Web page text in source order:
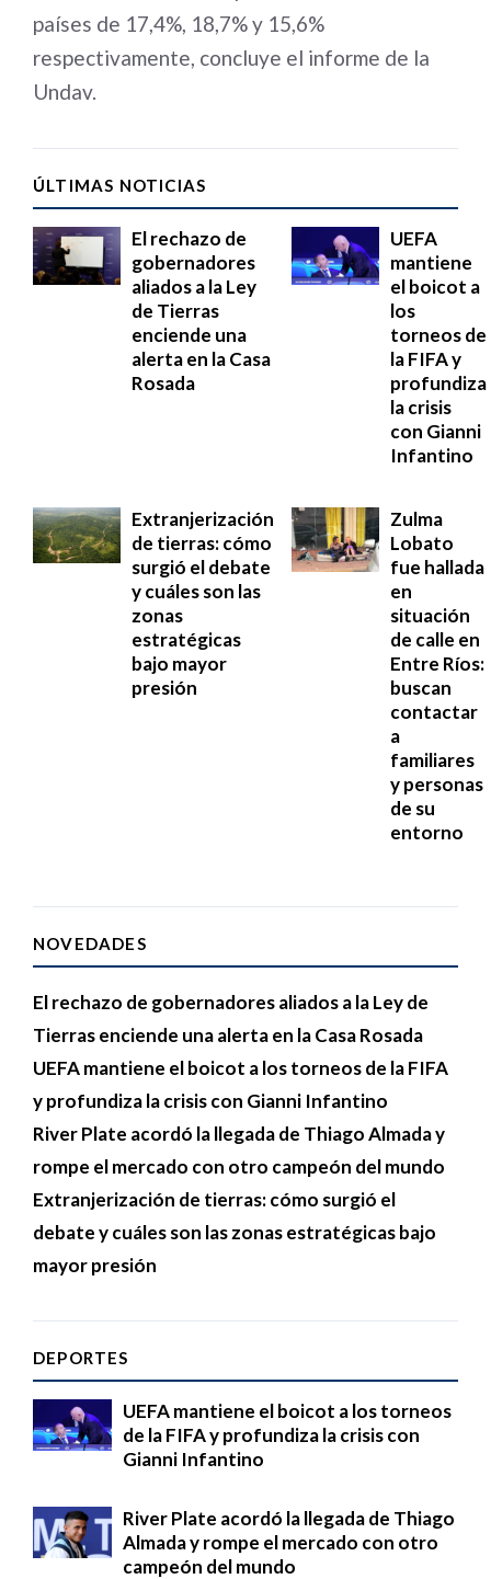
países de 17,4%, 18,7% y 15,6%
respectivamente, concluye el informe de la
Undav.
ÚLTIMAS NOTICIAS
El rechazo de
gobernadores
aliados a la Ley
de Tierras
enciende una
alerta en la Casa
Rosada
UEFA
mantiene
el boicot a
los
torneos de
la FIFA y
profundiza
la crisis
con Gianni
Infantino
Extranjerización
de tierras: cómo
surgió el debate
y cuáles son las
zonas
estratégicas
bajo mayor
presión
Zulma
Lobato
fue hallada
en
situación
de calle en
Entre Ríos:
buscan
contactar
a
familiares
y personas
de su
entorno
NOVEDADES
El rechazo de gobernadores aliados a la Ley de
Tierras enciende una alerta en la Casa Rosada
UEFA mantiene el boicot a los torneos de la FIFA
y profundiza la crisis con Gianni Infantino
River Plate acordó la llegada de Thiago Almada y
rompe el mercado con otro campeón del mundo
Extranjerización de tierras: cómo surgió el
debate y cuáles son las zonas estratégicas bajo
mayor presión
DEPORTES
UEFA mantiene el boicot a los torneos
de la FIFA y profundiza la crisis con
Gianni Infantino
River Plate acordó la llegada de Thiago
Almada y rompe el mercado con otro
campeón del mundo